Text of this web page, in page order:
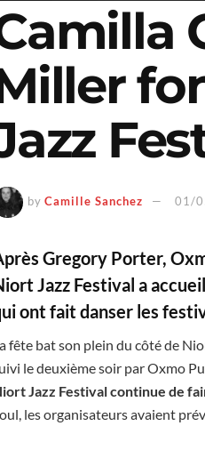
by Camille Sanchez 01/
Gregory Porter,
Jazz Festival a
ont fait danser les
fête bat son plein du côté de
le deuxième soir par Oxmo
Jazz Festival continue de
les organisateurs avaient